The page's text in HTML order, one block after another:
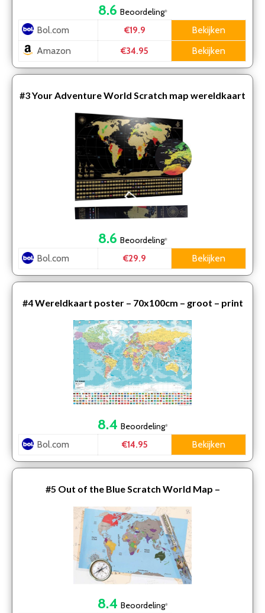
8.6 Beoordeling*
Bol.com €19.9
Bekijken
Amazon
€34.95 Bekijken
#3Your Adventure World Scratch map wereldkaart
XL (84 x 59.4cm) – Kras Wereldkaart Poster –
Educatief …
8.6 Beoordeling*
Bol.com €29.9 Bekijken
#4Wereldkaart poster – 70x100cm – groot – print
2021 – mooi stevig papier – UV lak – Multi
8.4 Beoordeling*
Bol.com €14.95 Bekijken
#5 Out of the Blue Scratch World Map –
Wereldkaart – Scratch Map
8.4 Beoordeling*